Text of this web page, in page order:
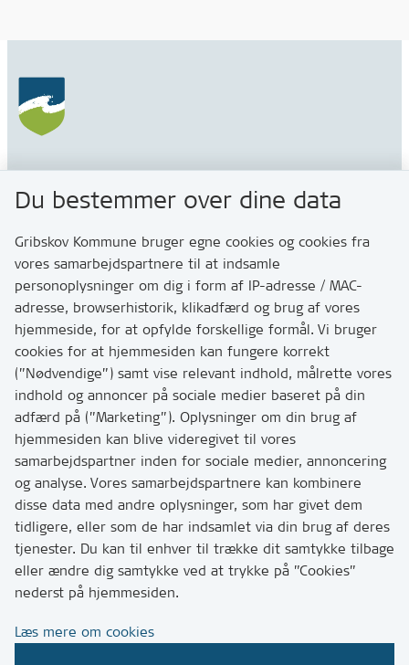
Gribskov Kommune
Rådhusvej 3
3200 Helsinge
Kontakt
Skriv til os via Digital Post
Har du brug for at komme i kontakt med os? Se her
hvordan
Tip os om huller i vejen eller andet
T:7249 6000
Bemærk: vi har mange opkald mellem kl. 10 og 11
Links
Tilgængelighedserklæring
Cookies
CVR, EAN og betaling
Du bestemmer over dine data
Gribskov Kommune bruger egne cookies og cookies fra
vores samarbejdspartnere til at indsamle
personoplysninger om dig i form af IP-adresse / MAC-
adresse, browserhistorik, klikadfærd og brug af vores
hjemmeside, for at opfylde forskellige formål. Vi bruger
cookies for at hjemmesiden kan fungere korrekt
(”Nødvendige”) samt vise relevant indhold, målrette vores
indhold og annoncer på sociale medier baseret på din
adfærd på (”Marketing”). Oplysninger om din brug af
hjemmesiden kan blive videregivet til vores
samarbejdspartner inden for sociale medier, annoncering
og analyse. Vores samarbejdspartnere kan kombinere
disse data med andre oplysninger, som har givet dem
tidligere, eller som de har indsamlet via din brug af deres
tjenester. Du kan til enhver til trække dit samtykke tilbage
eller ændre dig samtykke ved at trykke på ”Cookies”
nederst på hjemmesiden.
Læs mere om cookies